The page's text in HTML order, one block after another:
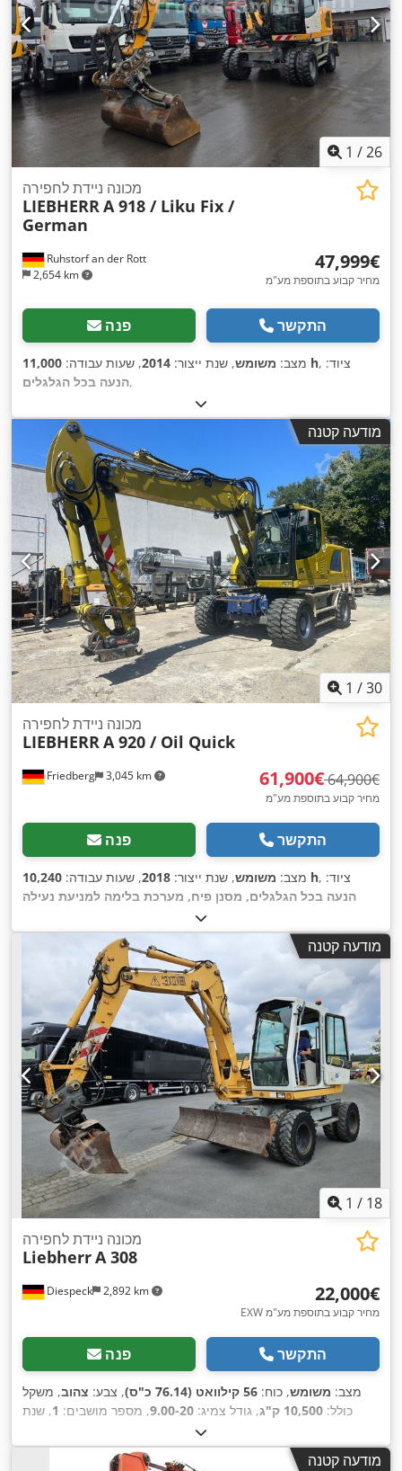
1 /26
Ruhstorf an der Rott
2,654 km
מכונה ניידת לחפירה
LIEBHERRA 918 / Liku Fix /
German
‏47,999 ‏€
מחיר קבוע בתוספת מע"מ
פנה התקשר
מצב: משומש, שנת ייצור: 2014, שעות עבודה: 11,000 h , ציוד:
הנעה בכל הגלגלים,
מודעה קטנה
1 /30
Friedberg 3,045 km
מכונה ניידת לחפירה
LIEBHERRA 920 / Oil Quick
‏61,900 ‏€ ‏64,900 ‏€
מחיר קבוע בתוספת מע"מ
פנה התקשר
מצב: משומש, שנת ייצור: 2018, שעות עבודה: 10,240 h , ציוד:
הנעה בכל הגלגלים, מסנן פיח, מערכת בלימה למניעת נעילה
מודעה קטנה
1 / 18
Diespeck 2,892 km
מכונה ניידת לחפירה
LiebherrA 308
‏22,000 ‏€
EXW מחיר קבוע בתוספת מע"מ
פנה התקשר
מצב: משומש, כוח: 56 קילוואט (76.14 כ"ס) , צבע: צהוב, משקל
כולל: 10,500 ק"ג , גודל צמיג: 9.00-20, מספר מושבים: 1, שנת
ייצור:10,780 h
זרוע מתכווננת, פנסים נוספים, תא נהג,
מודעה קטנה